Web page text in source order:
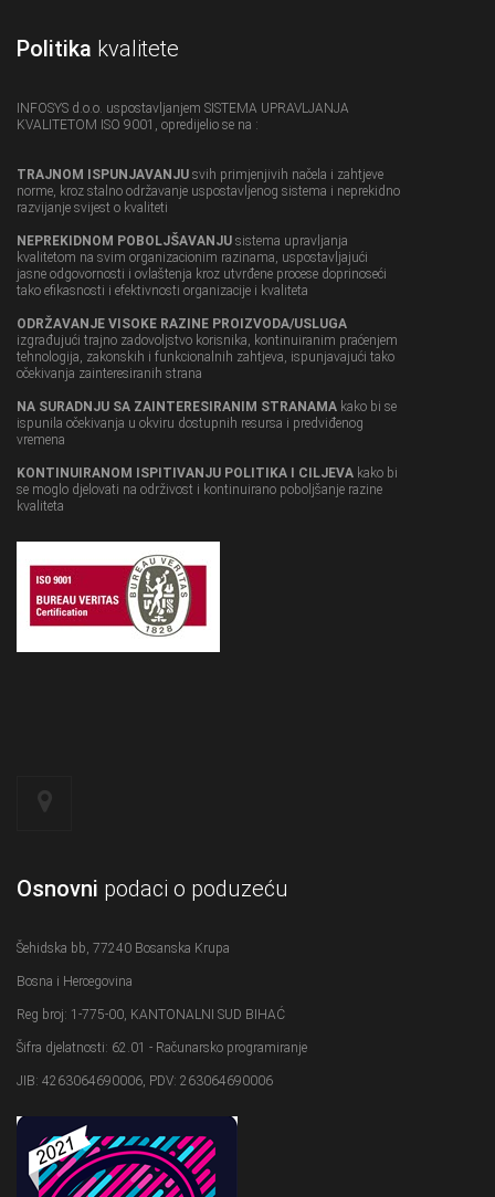
Politika kvalitete
INFOSYS d.o.o. uspostavljanjem SISTEMA UPRAVLJANJA
KVALITETOM ISO 9001, opredijelio se na :
TRAJNOM ISPUNJAVANJU svih primjenjivih načela i zahtjeve
norme, kroz stalno održavanje uspostavljenog sistema i neprekidno
razvijanje svijest o kvaliteti
NEPREKIDNOM POBOLJŠAVANJU sistema upravljanja
kvalitetom na svim organizacionim razinama, uspostavljajući
jasne odgovornosti i ovlaštenja kroz utvrđene procese doprinoseći
tako efikasnosti i efektivnosti organizacije i kvaliteta
ODRŽAVANJE VISOKE RAZINE PROIZVODA/USLUGA
izgrađujući trajno zadovoljstvo korisnika, kontinuiranim praćenjem
tehnologija, zakonskih i funkcionalnih zahtjeva, ispunjavajući tako
očekivanja zainteresiranih strana
NA SURADNJU SA ZAINTERESIRANIM STRANAMA kako bi se
ispunila očekivanja u okviru dostupnih resursa i predviđenog
vremena
KONTINUIRANOM ISPITIVANJU POLITIKA I CILJEVA kako bi
se moglo djelovati na održivost i kontinuirano poboljšanje razine
kvaliteta
Osnovni podaci o poduzeću
Šehidska bb, 77240 Bosanska Krupa
Bosna i Hercegovina
Reg broj: 1-775-00, KANTONALNI SUD BIHAĆ
Šifra djelatnosti: 62.01 - Računarsko programiranje
JIB: 4263064690006, PDV: 263064690006